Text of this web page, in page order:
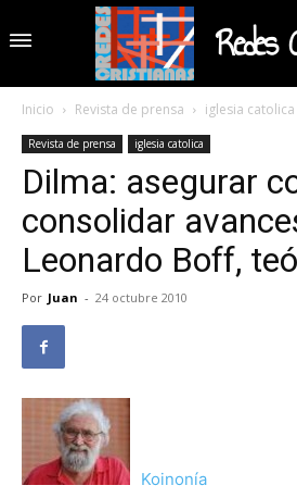
Redes
Inicio Revista de prensa iglesia catolica
Revista de prensa iglesia catolica
Dilma: asegurar
consolidar
Leonardo Boff,
Por Juan - 24 octubre 2010
Koinonía